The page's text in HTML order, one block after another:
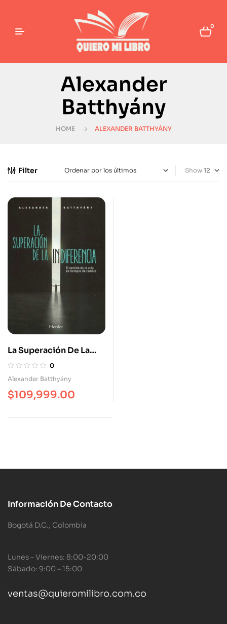
0
Alexander
Batthyány
HOME ALEXANDER BATTHYÁNY
Filter Show
La Superación De La
Indiferencia El Sentido
De La Vida En Tiempos
0
Alexander Batthyány
$109,999.00
Información De Contacto
Bogotá D.C., Colombia
Lunes – Viernes: 8:00-20:00
Sábado: 9:00 – 15:00
ventas@quieromilibro.com.co